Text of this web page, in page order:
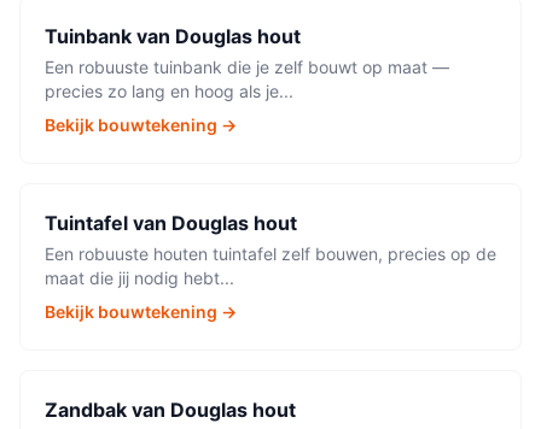
Tuinbank van Douglas hout
Een robuuste tuinbank die je zelf bouwt op maat —
precies zo lang en hoog als je...
Bekijk bouwtekening →
Tuintafel van Douglas hout
Een robuuste houten tuintafel zelf bouwen, precies op de
maat die jij nodig hebt...
Bekijk bouwtekening →
Zandbak van Douglas hout